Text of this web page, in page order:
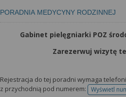
PORADNIA MEDYCYNY RODZINNEJ
Gabinet pielęgniarki POZ
Zarezerwuj wizytę
Rejestracja do tej poradni wymaga
z przychodnią pod numerem:
Wyświetl